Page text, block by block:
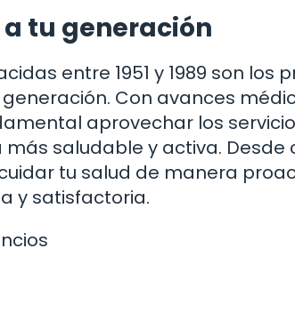
tu generación
entre 1951 y 1989 son los
Con avances
aprovechar los
saludable y activa. Desde
tu salud de manera
y satisfactoria.